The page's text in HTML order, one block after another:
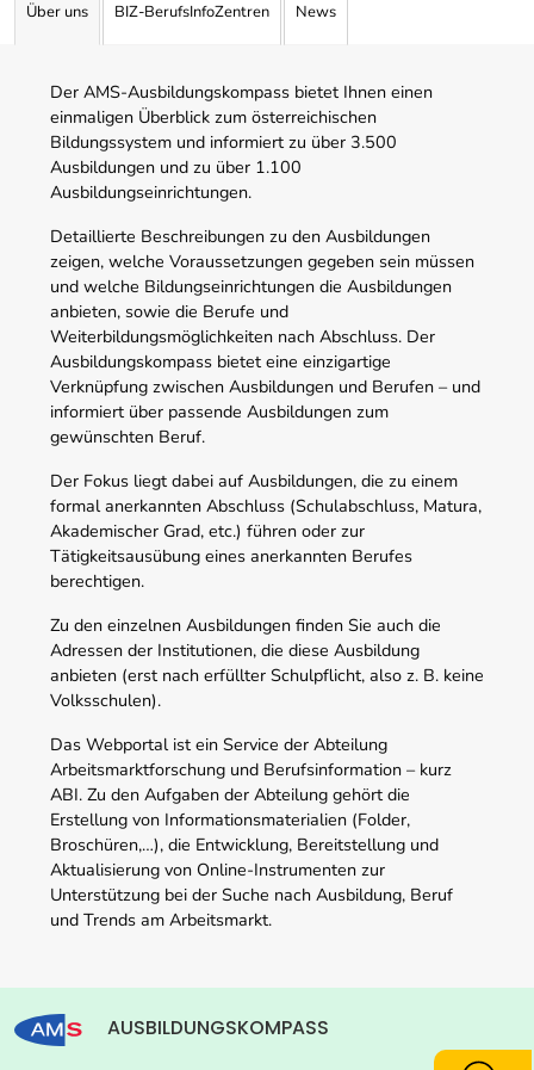
Über uns BIZ-BerufsInfoZentren News
Der AMS-Ausbildungskompass bietet Ihnen einen
einmaligen Überblick zum österreichischen
Bildungssystem und informiert zu über 3.500
Ausbildungen und zu über 1.100
Ausbildungseinrichtungen.
Detaillierte Beschreibungen zu den Ausbildungen
zeigen, welche Voraussetzungen gegeben sein müssen
und welche Bildungseinrichtungen die Ausbildungen
anbieten, sowie die Berufe und
Weiterbildungsmöglichkeiten nach Abschluss. Der
Ausbildungskompass bietet eine einzigartige
Verknüpfung zwischen Ausbildungen und Berufen – und
informiert über passende Ausbildungen zum
gewünschten Beruf.
Der Fokus liegt dabei auf Ausbildungen, die zu einem
formal anerkannten Abschluss (Schulabschluss, Matura,
Akademischer Grad, etc.) führen oder zur
Tätigkeitsausübung eines anerkannten Berufes
berechtigen.
Zu den einzelnen Ausbildungen finden Sie auch die
Adressen der Institutionen, die diese Ausbildung
anbieten (erst nach erfüllter Schulpflicht, also z. B. keine
Volksschulen).
Das Webportal ist ein Service der Abteilung
Arbeitsmarktforschung und Berufsinformation – kurz
ABI. Zu den Aufgaben der Abteilung gehört die
Erstellung von Informationsmaterialien (Folder,
Broschüren,…), die Entwicklung, Bereitstellung und
Aktualisierung von Online-Instrumenten zur
Unterstützung bei der Suche nach Ausbildung, Beruf
und Trends am Arbeitsmarkt.
AUSBILDUNGSKOMPASS